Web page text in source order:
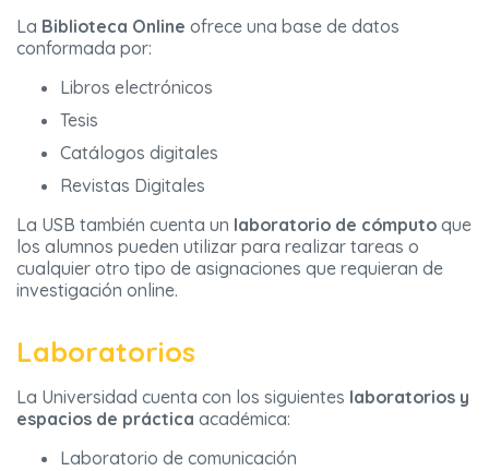
La Biblioteca Online ofrece una base de datos
conformada por:
Libros electrónicos
Tesis
Catálogos digitales
Revistas Digitales
La USB también cuenta un laboratorio de cómputo que
los alumnos pueden utilizar para realizar tareas o
cualquier otro tipo de asignaciones que requieran de
investigación online.
Laboratorios
La Universidad cuenta con los siguientes laboratorios y
espacios de práctica académica:
Laboratorio de comunicación